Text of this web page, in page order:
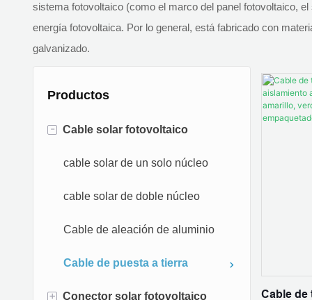
sistema fotovoltaico (como el marco del panel fotovoltaico,
energía fotovoltaica. Por lo general, está fabricado con
galvanizado.
Productos
- Cable solar fotovoltaico
cable solar de un solo núcleo
cable solar de doble núcleo
Cable de aleación de aluminio
Cable de puesta a tierra
+ Conector solar fotovoltaico
Cable de